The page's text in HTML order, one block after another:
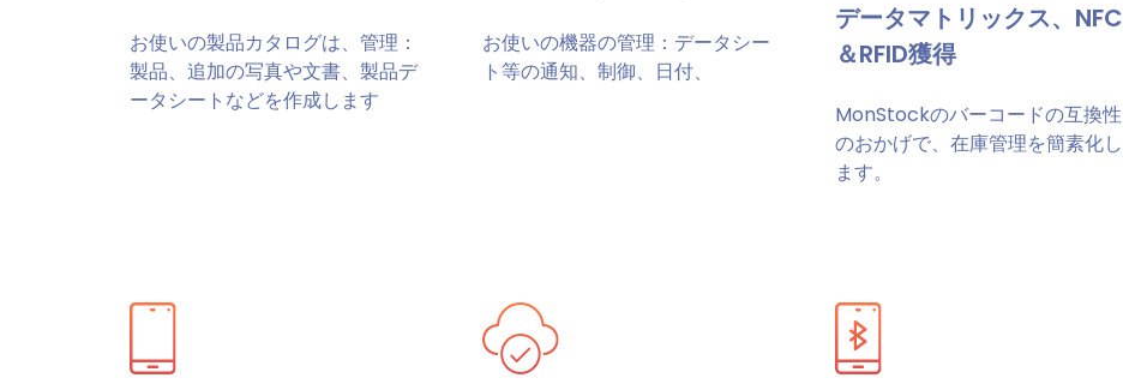
お使いの製品カタログは、管理：
製品、追加の写真や文書、製品デ
ータシートなどを作成します
お使いの機器の管理：データシー
ト等の通知、制御、日付、
データマトリックス、NFC
＆RFID獲得
MonStockのバーコードの互換性
のおかげで、在庫管理を簡素化し
ます。